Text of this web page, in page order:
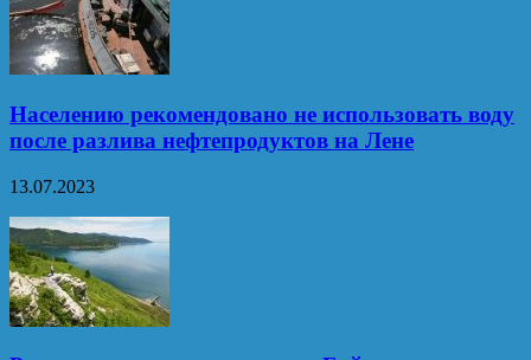
Населению рекомендовано не использовать воду
после разлива нефтепродуктов на Лене
13.07.2023